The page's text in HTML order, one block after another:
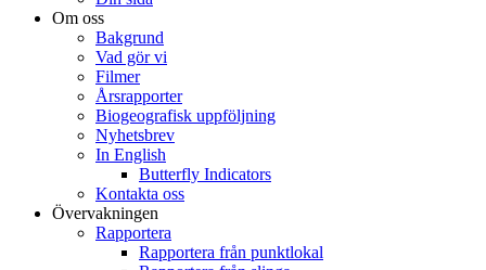
Om oss
Bakgrund
Vad gör vi
Filmer
Årsrapporter
Biogeografisk uppföljning
Nyhetsbrev
In English
Butterfly Indicators
Kontakta oss
Övervakningen
Rapportera
Rapportera från punktlokal